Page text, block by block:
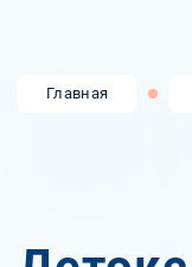
Главная